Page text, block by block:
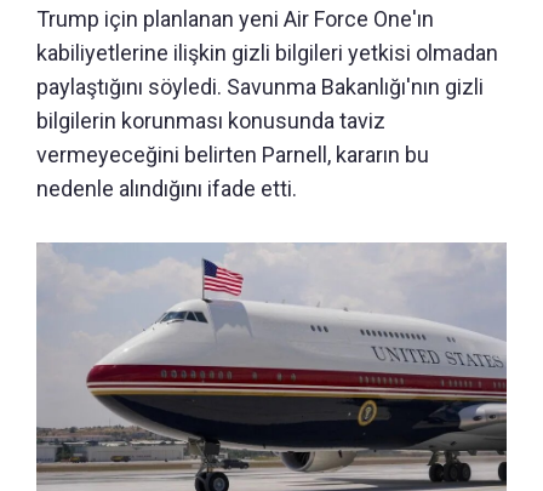
Trump için planlanan yeni Air Force One'ın
kabiliyetlerine ilişkin gizli bilgileri yetkisi olmadan
paylaştığını söyledi. Savunma Bakanlığı'nın gizli
bilgilerin korunması konusunda taviz
vermeyeceğini belirten Parnell, kararın bu
nedenle alındığını ifade etti.